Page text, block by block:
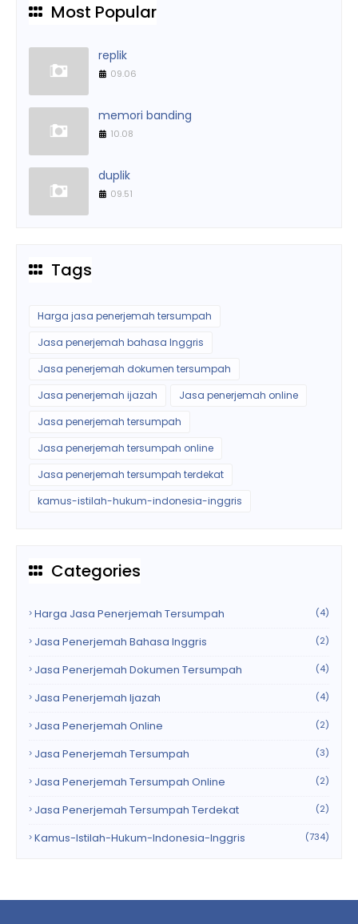
Most Popular
replik
09.06
memori banding
10.08
duplik
09.51
Tags
Harga jasa penerjemah tersumpah
Jasa penerjemah bahasa Inggris
Jasa penerjemah dokumen tersumpah
Jasa penerjemah ijazah
Jasa penerjemah online
Jasa penerjemah tersumpah
Jasa penerjemah tersumpah online
Jasa penerjemah tersumpah terdekat
kamus-istilah-hukum-indonesia-inggris
Categories
Harga Jasa Penerjemah Tersumpah (4)
Jasa Penerjemah Bahasa Inggris (2)
Jasa Penerjemah Dokumen Tersumpah (4)
Jasa Penerjemah Ijazah (4)
Jasa Penerjemah Online (2)
Jasa Penerjemah Tersumpah (3)
Jasa Penerjemah Tersumpah Online (2)
Jasa Penerjemah Tersumpah Terdekat (2)
Kamus-Istilah-Hukum-Indonesia-Inggris (734)